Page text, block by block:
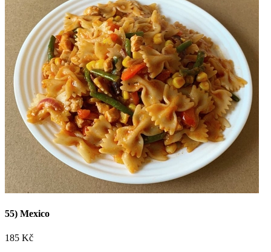
Kolínská 599/7, Nymburk
Pizza Zálabí
Máme nové stránky! Přijďte ochutnat naši skvělou
pizzu
nebo si ji nechtě dovést po Nymburce a okolí
Objednat online +420 723 776 002
Sledujte nás na sítích!
 
55) Mexico
185 Kč